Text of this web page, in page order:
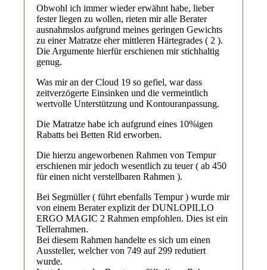
Obwohl ich immer wieder erwähnt habe, lieber
fester liegen zu wollen, rieten mir alle Berater
ausnahmslos aufgrund meines geringen Gewichts
zu einer Matratze eher mittleren Härtegrades ( 2 ).
Die Argumente hierfür erschienen mir stichhaltig
genug.
Was mir an der Cloud 19 so gefiel, war dass
zeitverzögerte Einsinken und die vermeintlich
wertvolle Unterstützung und Kontouranpassung.
Die Matratze habe ich aufgrund eines 10%igen
Rabatts bei Betten Rid erworben.
Die hierzu angeworbenen Rahmen von Tempur
erschienen mir jedoch wesentlich zu teuer ( ab 450
für einen nicht verstellbaren Rahmen ).
Bei Segmüller ( führt ebenfalls Tempur ) wurde mir
von einem Berater explizit der DUNLOPILLO
ERGO MAGIC 2 Rahmen empfohlen. Dies ist ein
Tellerrahmen.
Bei diesem Rahmen handelte es sich um einen
Aussteller, welcher von 749 auf 299 redutiert
wurde.